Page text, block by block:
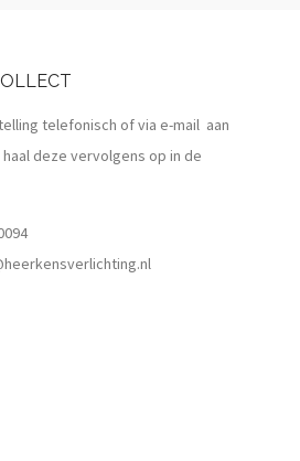
telefonisch of via e-mail aan
deze vervolgens op in de